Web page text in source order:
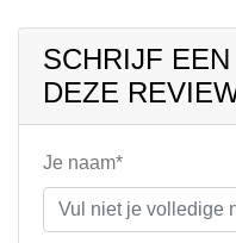
SCHRIJF
DEZE
Je naam*